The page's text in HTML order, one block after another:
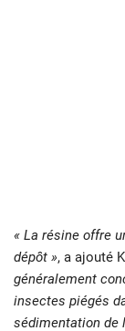
« La résine offre
dépôt », a ajouté
généralement
insectes piégés
sédimentation de